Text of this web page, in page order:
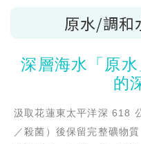
原水/調和
深層海水「原
的
汲取花蓮東太平洋深 618
／殺菌）後保留完整礦物